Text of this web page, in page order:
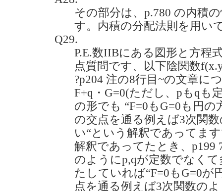
その部分は、p.780 の内積
す。内積の分配法則を用い
Q29.
P.E.数IIBにある図形と方程
点質問です、以下陰関数
?p204 注の8行目~の文章に
F+q・G=0(ただし、pもqも
の形でも “F=0もG=0も円
の交点を通る例えば3次関
い“という解釈であってま
解釈であってたとき、p199
のようにp,qが定数でなく
たしていれば“F=0もG=0が
点を通る例えば3次関数の